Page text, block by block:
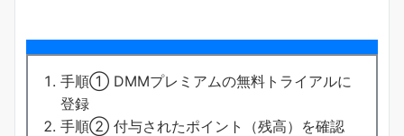
手順① DMMプレミアムの無料トライアルに
登録
手順② 付与されたポイント（残高）を確認